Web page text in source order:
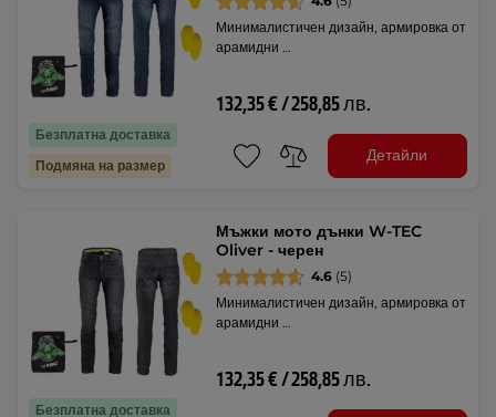
Безплатна доставка
Подмяна на размер
Минималистичен дизайн, армировка от
арамидни …
132,35 € / 258,85 лв.
Детайли
Безплатна доставка
Мъжки мото дънки W-TEC
Oliver - черен
4.6 (5)
Минималистичен дизайн, армировка от
арамидни …
132,35 € / 258,85 лв.